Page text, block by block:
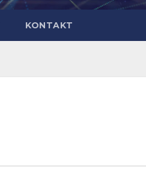
KONTAKT